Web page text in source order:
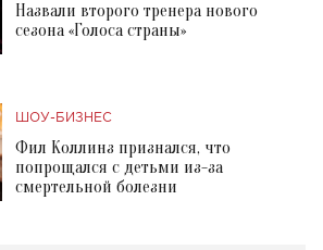
Назвали второго тренера нового
сезона «Голоса страны»
ШОУ-БИЗНЕС
Фил Коллинз признался, что
попрощался с детьми из-за
смертельной болезни